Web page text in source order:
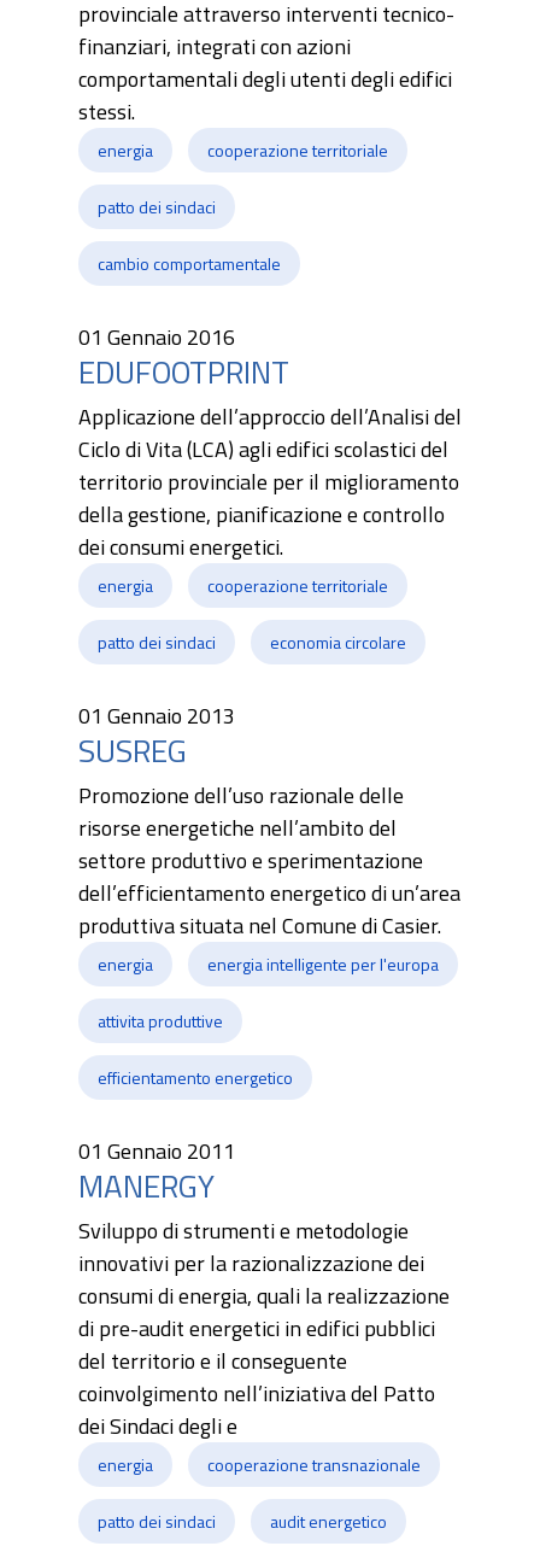
provinciale attraverso interventi tecnico-
finanziari, integrati con azioni
comportamentali degli utenti degli edifici
stessi.
energia cooperazione territoriale
patto dei sindaci
cambio comportamentale
01 Gennaio 2016
EDUFOOTPRINT
Applicazione dell’approccio dell’Analisi del
Ciclo di Vita (LCA) agli edifici scolastici del
territorio provinciale per il miglioramento
della gestione, pianificazione e controllo
dei consumi energetici.
energia cooperazione territoriale
patto dei sindaci economia circolare
01 Gennaio 2013
SUSREG
Promozione dell’uso razionale delle
risorse energetiche nell’ambito del
settore produttivo e sperimentazione
dell’efficientamento energetico di un’area
produttiva situata nel Comune di Casier.
energia energia intelligente per l'europa
attivita produttive
efficientamento energetico
01 Gennaio 2011
MANERGY
Sviluppo di strumenti e metodologie
innovativi per la razionalizzazione dei
consumi di energia, quali la realizzazione
di pre-audit energetici in edifici pubblici
del territorio e il conseguente
coinvolgimento nell’iniziativa del Patto
dei Sindaci degli e
energia cooperazione transnazionale
patto dei sindaci audit energetico